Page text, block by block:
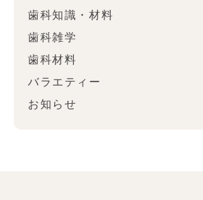
歯科知識・材料
歯科雑学
歯科材料
バラエティー
お知らせ